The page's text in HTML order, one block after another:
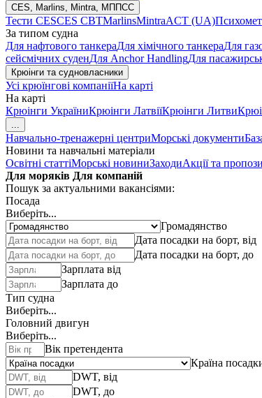
CES, Marlins, Mintra, МППСС
Тести CESCES CBTMarlinsMintraACT (UA)
За типом судна
Для нафтового танкераДля хімічного танкераДля
сейсмічних суденДля Anchor HandlingДля
Крюінги та судновласники
Усі крюїнгові компаніїНа карті
На карті
Крюінги УкраїниКрюінги ЛатвіїКрюінги Литви
...
Навчально-тренажерні центриМорські документи
Новини та навчальні матеріали
Освітні статтіМорські новиниЗаходиАкції та
Для моряків Для компаній
Пошук за актуальними вакансіями:
Посада
Виберіть...
Громадянство
Дата посадки на борт, від
Дата посадки на борт, до
Зарплата від
Зарплата до
Тип судна
Виберіть...
Головний двигун
Виберіть...
Вік претендента
Країна
DWT, від
DWT, до